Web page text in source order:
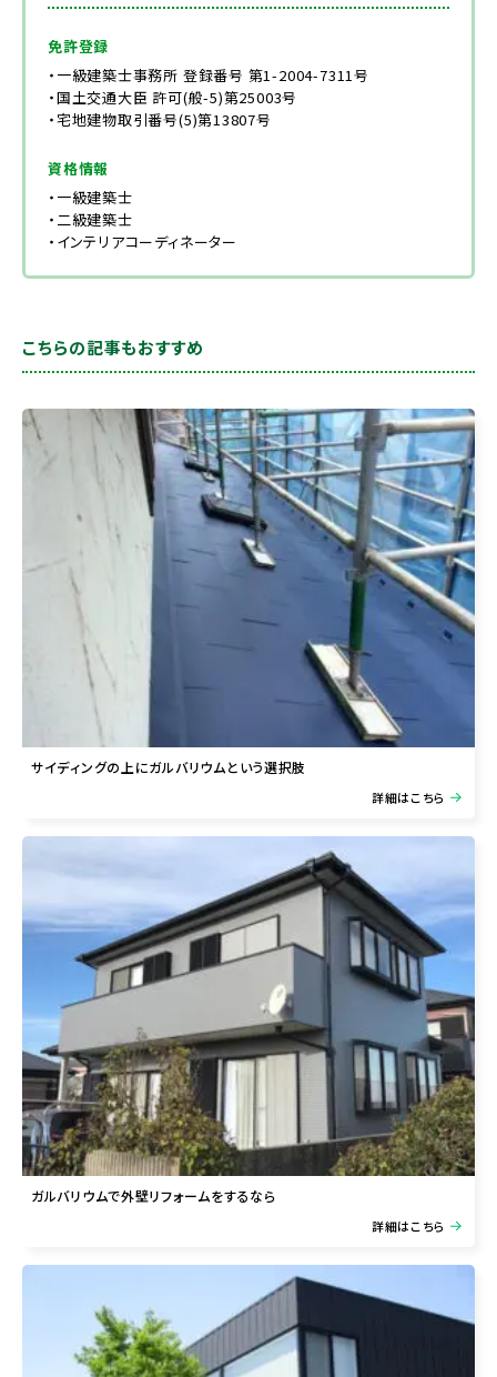
免許登録
・一級建築士事務所 登録番号 第1-2004-7311号
・国土交通大臣 許可(般-5)第25003号
・宅地建物取引番号(5)第13807号
資格情報
・一級建築士
・二級建築士
・インテリアコーディネーター
こちらの記事もおすすめ
サイディングの上にガルバリウムという選択肢
詳細はこちら
ガルバリウムで外壁リフォームをするなら
詳細はこちら